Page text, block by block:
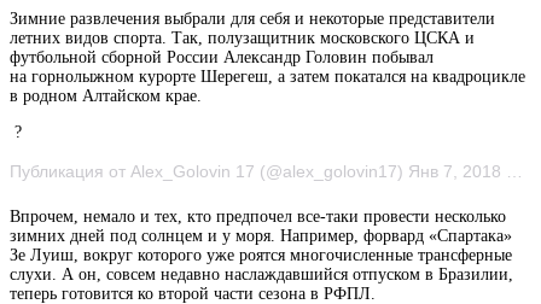
Зимние развлечения выбрали для себя и некоторые представители
летних видов спорта. Так, полузащитник московского ЦСКА и
футбольной сборной России Александр Головин побывал
на горнолыжном курорте Шерегеш, а затем покатался на квадроцикле
в родном Алтайском крае.
?
Впрочем, немало и тех, кто предпочел все-таки провести несколько
зимних дней под солнцем и у моря. Например, форвард «Спартака»
Зе Луиш, вокруг которого уже роятся многочисленные трансферные
слухи. А он, совсем недавно наслаждавшийся отпуском в Бразилии,
теперь готовится ко второй части сезона в РФПЛ.